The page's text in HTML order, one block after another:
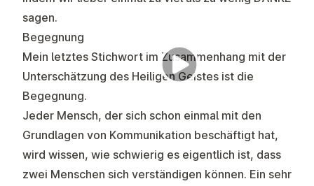
sagen.
Begegnung
Mein letztes Stichwort im Zusammenhang mit der
Unterschätzung des Heiligen Geistes ist die
Begegnung.
Jeder Mensch, der sich schon einmal mit den
Grundlagen von Kommunikation beschäftigt hat,
wird wissen, wie schwierig es eigentlich ist, dass
zwei Menschen sich verständigen können. Ein sehr